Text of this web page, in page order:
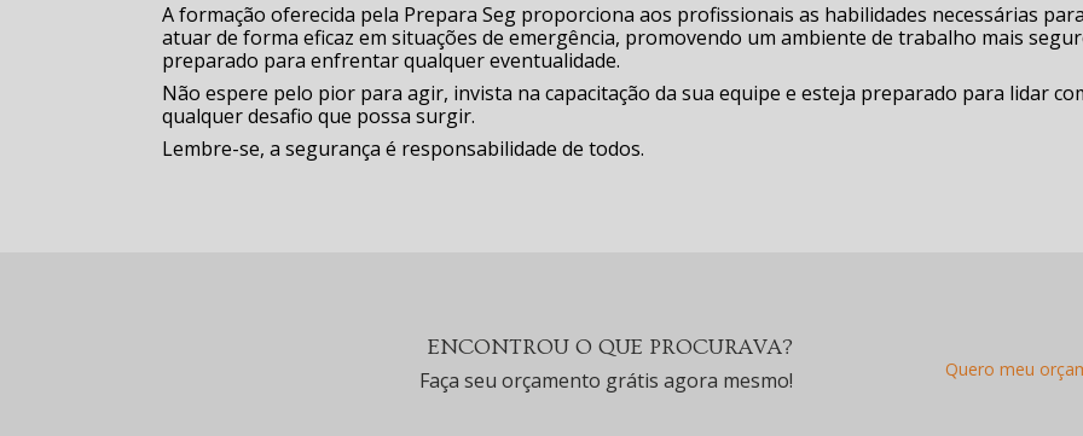
A formação oferecida pela Prepara Seg proporciona aos profissionais as habilidades necessárias para
atuar de forma eficaz em situações de emergência, promovendo um ambiente de trabalho mais
preparado para enfrentar qualquer eventualidade.
Não espere pelo pior para agir, invista na capacitação da sua equipe e esteja preparado para lidar
qualquer desafio que possa surgir.
Lembre-se, a segurança é responsabilidade de todos.
ENCONTROU O QUE PROCURAVA?
Faça seu orçamento grátis agora mesmo! Quero meu